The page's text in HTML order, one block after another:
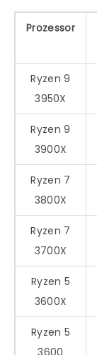
Prozessor
Ryzen 9
3950X
Ryzen 9
3900X
Ryzen 7
3800X
Ryzen 7
3700X
Ryzen 5
3600X
Ryzen 5